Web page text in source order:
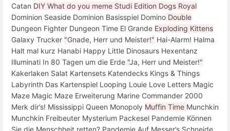
Catan DIY What do you meme Studi Edition Dogs Royal
Dominion Seaside Dominion Basisspiel Domino Double
Dungeon Fighter Dungeon Time El Grande Exploding Kittens
Galaxy Trucker "Gnade, Herr und Meister!" Hai-Alarm! Halma
Halt mal kurz Hanabi Happy Little Dinosaurs Hexentanz
Illuminati In 80 Tagen um die Erde "Ja, Herr und Meister!"
Kakerlaken Salat Kartensets Katendecks Kings & Things
Labyrinth Das Kartenspiel Looping Louie Love Letters Magic
Maze Magic Maze Erweiterung Marine Commander 2000
Merk dir’s! Mississippi Queen Monopoly Muffin Time Munchkin
Munchkin Freibeuter Mysterium Packesel Pandemie Können